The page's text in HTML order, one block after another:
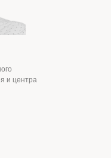
и центра